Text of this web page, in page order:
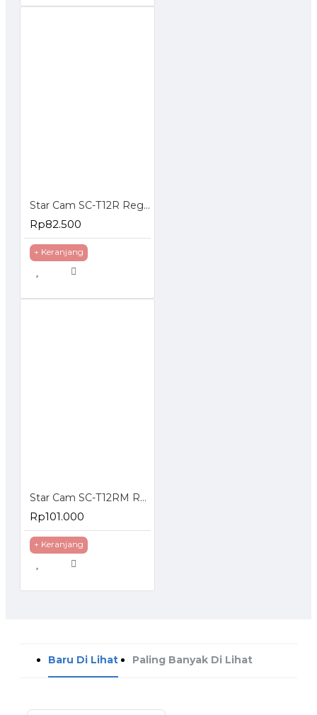
Star Cam SC-T12R Regulator Gas Tekanan Rendah
Rp82.500
+ Keranjang
Star Cam SC-T12RM Regulator Gas dengan Meteran
Rp101.000
+ Keranjang
Baru Di Lihat Paling Banyak Di Lihat